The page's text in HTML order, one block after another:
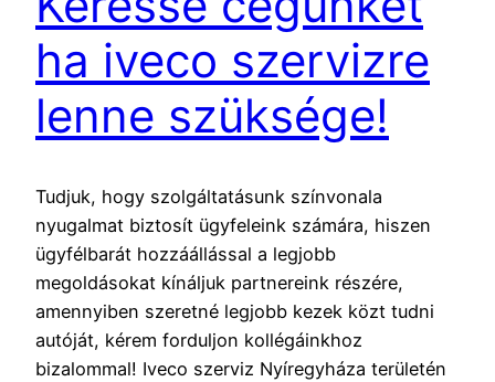
ha iveco szervizre
lenne szüksége!
Tudjuk, hogy szolgáltatásunk színvonala
nyugalmat biztosít ügyfeleink számára, hiszen
ügyfélbarát hozzáállással a legjobb
megoldásokat kínáljuk partnereink részére,
amennyiben szeretné legjobb kezek közt tudni
autóját, kérem forduljon kollégáinkhoz
bizalommal! Iveco szerviz Nyíregyháza területén